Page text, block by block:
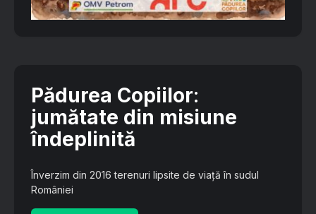
Pădurea Copiilor:
jumătate din misiune
îndeplinită
Înverzim din 2016 terenuri lipsite de viață în sudul
României